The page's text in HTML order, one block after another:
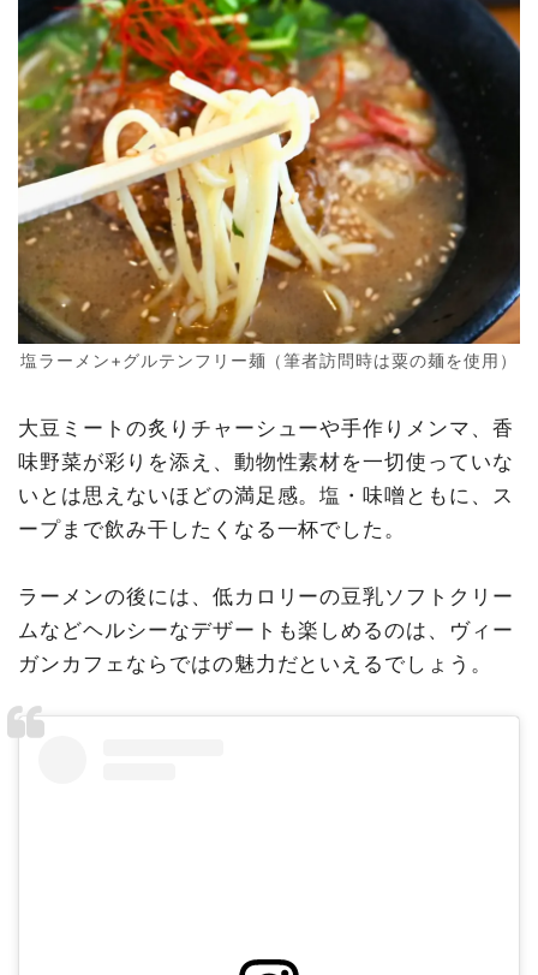
塩ラーメン+グルテンフリー麺（筆者訪問時は粟の麺を使用）
大豆ミートの炙りチャーシューや手作りメンマ、香
味野菜が彩りを添え、動物性素材を一切使っていな
いとは思えないほどの満足感。塩・味噌ともに、ス
ープまで飲み干したくなる一杯でした。
ラーメンの後には、低カロリーの豆乳ソフトクリー
ムなどヘルシーなデザートも楽しめるのは、ヴィー
ガンカフェならではの魅力だといえるでしょう。